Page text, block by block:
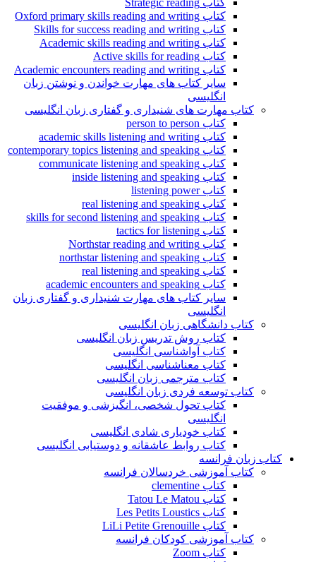
کتاب Oxford primary skills reading and writing
کتاب Skills for success reading and writing
کتاب Academic skills reading and writing
کتاب Active skills for reading
کتاب Academic encounters reading and writing
سایر کتاب های مهارت خواندن و نوشتن زبان
انگلیسی
کتاب مهارت های شنیداری و گفتاری زبان انگلیسی
کتاب person to person
کتاب academic skills listening and writing
کتاب contemporary topics listening and speaking
کتاب communicate listening and speaking
کتاب inside listening and speaking
کتاب listening power
کتاب real listening and speaking
کتاب skills for second listening and speaking
کتاب tactics for listening
کتاب Northstar reading and writing
کتاب northstar listening and speaking
کتاب real listening and speaking
کتاب academic encounters and speaking
سایر کتاب های مهارت شنیداری و گفتاری زبان
انگلیسی
کتاب دانشگاهی زبان انگلیسی
کتاب روش تدریس زبان انگلیسی
کتاب آواشناسی انگلیسی
کتاب معناشناسی انگلیسی
کتاب مترجمی زبان انگلیسی
کتاب توسعه فردی زبان انگلیسی
کتاب تحول شخصی، انگیزشی و موفقیت
انگلیسی
کتاب خودیاری شادی انگلیسی
کتاب روابط عاشقانه و دوستیابی انگلیسی
کتاب زبان فرانسه
کتاب آموزشی خردسالان فرانسه
کتاب clementine
کتاب Tatou Le Matou
کتاب Les Petits Loustics
کتاب LiLi Petite Grenouille
کتاب آموزشی کودکان فرانسه
کتاب Zoom